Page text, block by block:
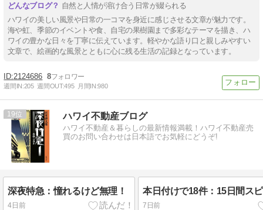
自然と人情が溶け合う日常が綴られる
ハワイの美しい風景や日常の一コマを身近に感じさせる文章が魅力です。
海や虹、季節のイベントや食、自宅の果樹園まで多彩なテーマを描き、ハ
ワイの豊かな日々を丁寧に伝えています。軽やかな語り口と親しみやすい
文章で、絵画的な風景とともに心に残る生活の記録となっています。
2124686 8
週間IN:205 週間OUT:495 月間IN:980
19 ハワイ不動産ブログ
ハワイ不動産＆暮らしの最新情報満載！ハワイ不動産売
買のお問い合わせは日本語でお気軽にどうぞ!
深夜特急：憧れるけど無理！
4日前
本日付けで18件：15日間ス
7日前